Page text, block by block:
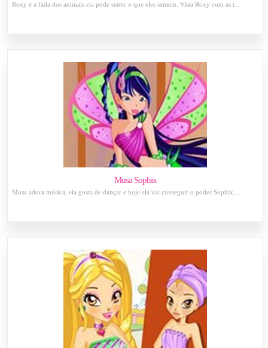
Roxy é a fada dos animais ela pode sentir o que eles sentem. Vista Roxy com as r...
Musa Sophix
Musa adora música, ela gosta de dançar e hoje ela vai conseguir o poder Sophix, ...